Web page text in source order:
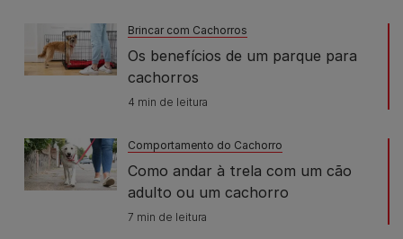
Brincar com Cachorros
Os benefícios de um parque para
cachorros
4 min de leitura
Comportamento do Cachorro
Como andar à trela com um cão
adulto ou um cachorro
7 min de leitura